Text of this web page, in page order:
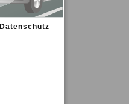
Datenschutz